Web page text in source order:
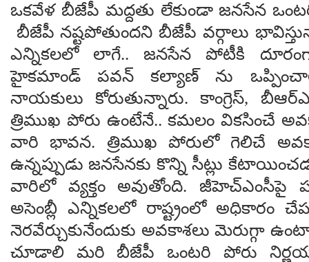
ఒకవేళ బీజేపీ మద్దతు లేకుండా జనసేన
బీజేపీ నష్టపోతుందని బీజేపీ వర్గాలు
ఎన్నికలలో లాగే.. జనసేన పోటీకి
హైకమాండ్ పవన్ కల్యాణ్ ను
నాయకులు కోరుతున్నారు. కాంగ్రెస్,
త్రిముఖ పోరు ఉంటేనే.. కమలం వికసించే
వారి భావన. త్రిముఖ పోరులో గెలిచే
ఉన్నప్పుడు జనసేనకు కొన్ని సీట్లు
వారిలో వ్యక్తం అవుతోంది. జీహెచ్ఎంసీపై
అసెంబ్లీ ఎన్నికలలో రాష్ట్రంలో అధికారం
నెరవేర్చుకునేందుకు అవకాశలు మెరుగ్గా
చూడాలి మరి బీజేపీ ఒంటరి పోరు